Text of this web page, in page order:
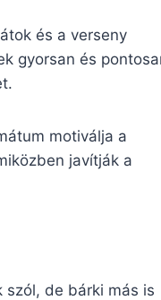
és a verseny
gyorsan és
motiválja a
javítják a
szól, de bárki más is